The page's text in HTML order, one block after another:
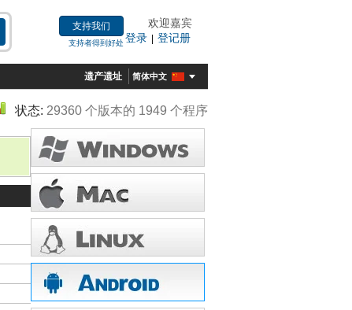
支持我们
支持者得到好处
欢迎嘉宾
登录 | 登记册
遗产遗址 简体中文
状态: 29360 个版本的 1949 个程序